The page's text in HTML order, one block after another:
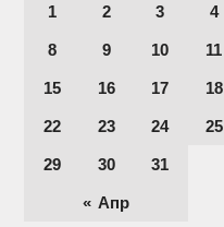
« Апр
1 2 3 4
8 9 10 11
15 16 17 18
22 23 24 25
29 30 31